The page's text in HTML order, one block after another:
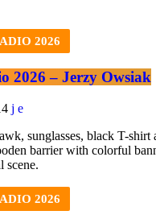
2026
2026 – Jerzy Owsiak
2026